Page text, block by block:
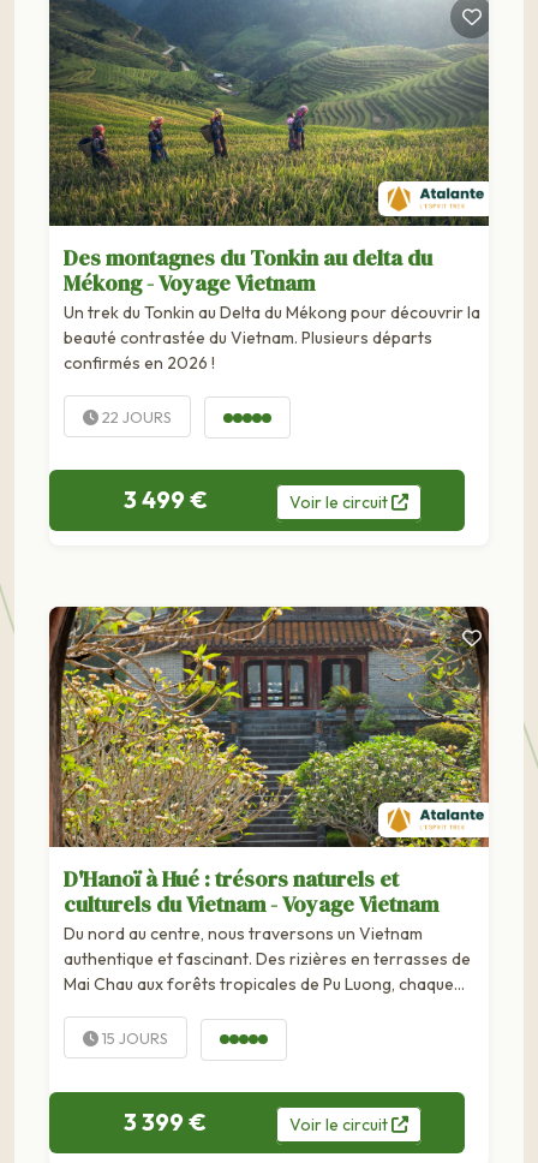
Des montagnes du Tonkin au delta du
Mékong - Voyage Vietnam
Un trek du Tonkin au Delta du Mékong pour découvrir la
beauté contrastée du Vietnam. Plusieurs départs
confirmés en 2026 !
22 JOURS
3 499 € Voirle circuit
D'Hanoï à Hué : trésors naturels et
culturels du Vietnam - Voyage Vietnam
Du nord au centre, nous traversons un Vietnam
authentique et fascinant. Des rizières en terrasses de
Mai Chau aux forêts tropicales de Pu Luong, chaque
15 JOURS
3 399 € Voirle circuit